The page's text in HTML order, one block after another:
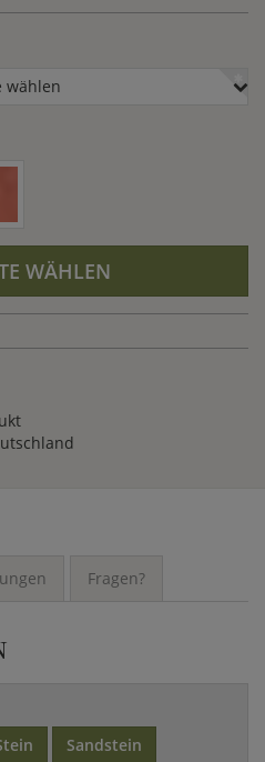
wählen
WÄHLEN
Fragen?
Sandstein